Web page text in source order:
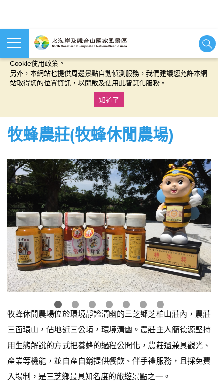
本網站使用cookies等相關技術以持續優化網站服務，並有助於為
Cookie使用政策。
另外，本網站也提供周邊景點自動偵測服務，我們建議您允許本網
站取得您的位置資訊，以開啟及使用此智慧化服務。
知道了
牧蜂農莊(牧蜂休閒農場)
牧蜂休閒農場位於環境靜謐清幽的三芝鄉芝柏山莊內，農莊
三面環山，佔地近三公頃，環境清幽。農莊主人簡德源堅持
用生態解說的方式把養蜂的過程公開化，農莊還兼具觀光、
產業等機能，並自產自銷提供餐飲、伴手禮服務，且採免費
入場制，是三芝鄉最具知名度的旅遊景點之一。